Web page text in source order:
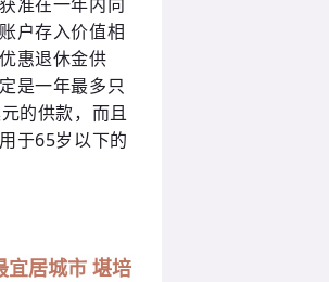
户存入价值相
惠退休金供
是一年最多只
的供款，而且
于65岁以下的
宜居城市 堪培